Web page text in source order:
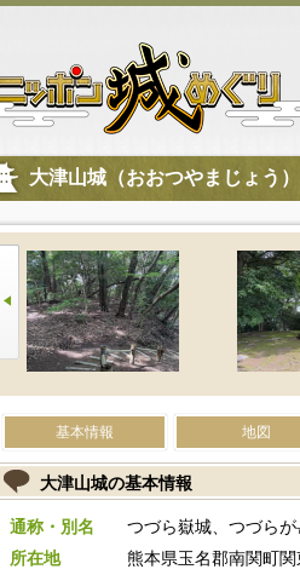
大津山城（おおつやまじょう）
基本情報 地図
大津山城の基本情報
通称・別名
つづら嶽城、つづら
所在地
熊本県玉名郡南関町